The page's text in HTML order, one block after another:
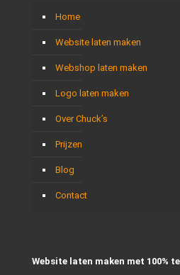
Home
Website laten maken
Webshop laten maken
Logo laten maken
Over Chuck’s
Prijzen
Blog
Contact
Website laten maken met 100%